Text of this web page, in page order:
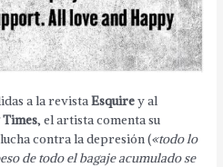
a la revistaEsquirey al
Times, el artista comenta su
contra la depresión («todo lo
de todo el bagaje acumulado se